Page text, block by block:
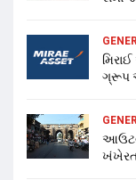
ગ્રૂપ